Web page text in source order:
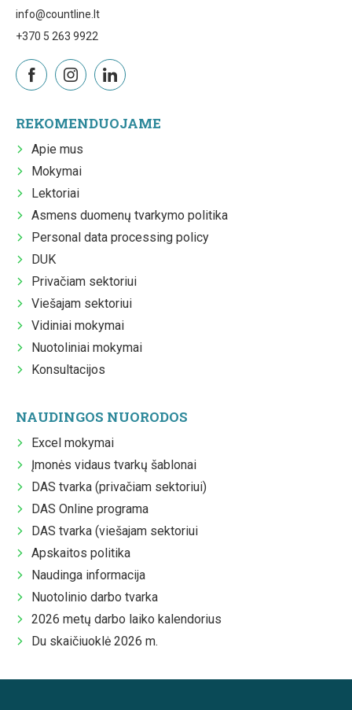
info@countline.lt
+370 5 263 9922
REKOMENDUOJAME
Apie mus
Mokymai
Lektoriai
Asmens duomenų tvarkymo politika
Personal data processing policy
DUK
Privačiam sektoriui
Viešajam sektoriui
Vidiniai mokymai
Nuotoliniai mokymai
Konsultacijos
NAUDINGOS NUORODOS
Excel mokymai
Įmonės vidaus tvarkų šablonai
DAS tvarka (privačiam sektoriui)
DAS Online programa
DAS tvarka (viešajam sektoriui
Apskaitos politika
Naudinga informacija
Nuotolinio darbo tvarka
2026 metų darbo laiko kalendorius
Du skaičiuoklė 2026 m.